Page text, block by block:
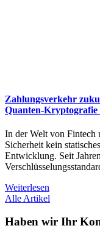
Zahlungsverkehr
Quanten-Kryptografie
In der Welt von Fintech
Sicherheit kein
Entwicklung. Seit
Weiterlesen
Alle Artikel
Haben wir Ihr